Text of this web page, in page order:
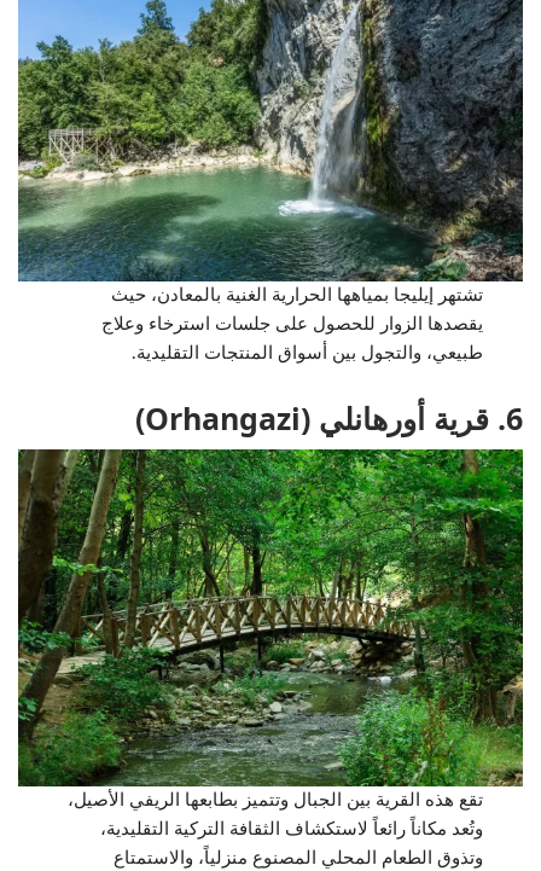
تشتهر إيليجا بمياهها الحرارية الغنية بالمعادن، حيث
يقصدها الزوار للحصول على جلسات استرخاء وعلاج
طبيعي، والتجول بين أسواق المنتجات التقليدية.
6. قرية أورهانلي (Orhangazi)
تقع هذه القرية بين الجبال وتتميز بطابعها الريفي الأصيل،
وتُعد مكاناً رائعاً لاستكشاف الثقافة التركية التقليدية،
وتذوق الطعام المحلي المصنوع منزلياً، والاستمتاع